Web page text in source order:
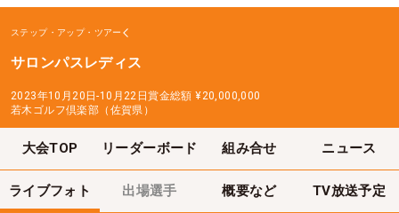
ステップ・アップ・ツアー
サロンパスレディス
2023年10月20日-10月22日賞金総額 ¥20,000,000
若木ゴルフ倶楽部（佐賀県）
大会TOP リーダーボード 組み合せ ニュース
ライブフォト 出場選手 概要など TV放送予定